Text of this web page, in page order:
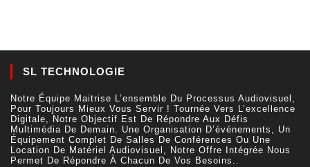
SL TECHNOLOGIE
Notre Équipe Maitrise L’ensemble Du Processus Audiovisuel,
Pour Toujours Mieux Vous Servir ! Tournée Vers L’excellence
Digitale, Notre Objectif Est De Répondre Aux Défis
Multimédia De Demain. Une Organisation D’événements, Un
Équipement Complet De Salles De Conférences Ou Une
Location De Matériel Audiovisuel, Notre Offre Intégrée Nous
Permet De Répondre À Chacun De Vos Besoins..